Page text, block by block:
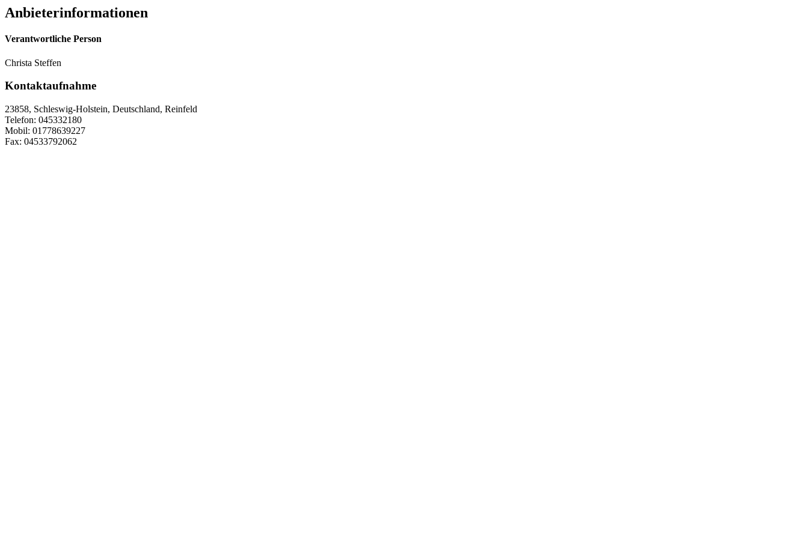
Anbieterinformationen
Verantwortliche Person
Christa Steffen
Kontaktaufnahme
23858, Schleswig-Holstein, Deutschland, Reinfeld
Telefon: 045332180
Mobil: 01778639227
Fax: 04533792062